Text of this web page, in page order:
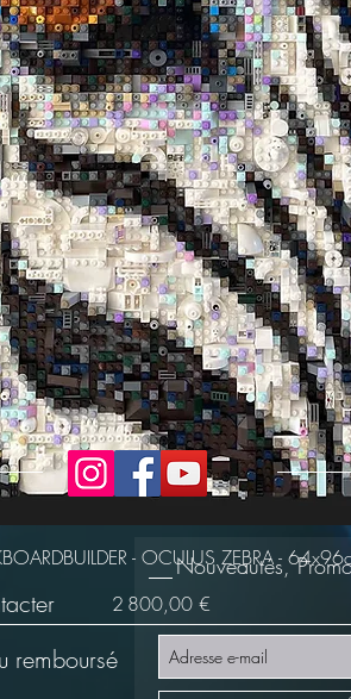
- OCULUS ZEBRA -
Prix
2 800,00 €
remboursé
Nouveautés,